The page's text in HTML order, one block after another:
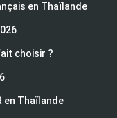
en Thaïlande
choisir ?
en Thaïlande